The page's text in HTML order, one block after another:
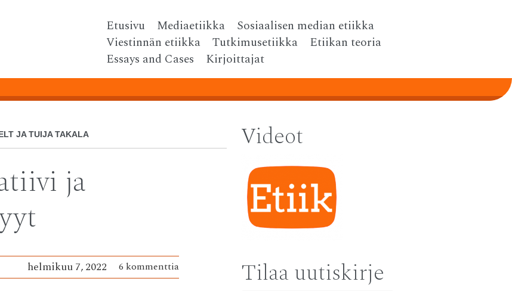
Menu
Skip
content
Etusivu Mediaetiikka
Sosiaalisen median etiikka
Viestinnän etiikka
Tutkimusetiikka
Etiikan teoria
Essays and Cases
Kirjoittajat
JA TUIJA TAKALA
ja
helmikuu 7, 2022 6 kommenttia
Videot
Tilaa uutiskirje